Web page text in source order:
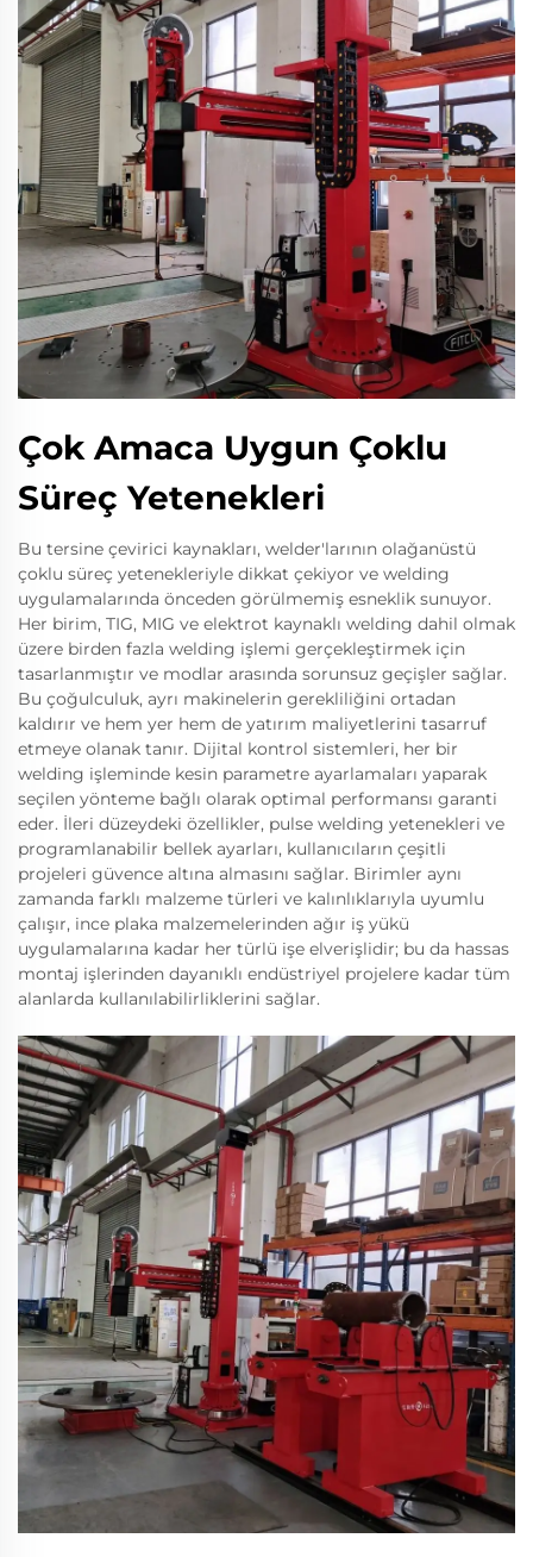
Çok Amaca Uygun Çoklu
Süreç Yetenekleri
Bu tersine çevirici kaynakları, welder'larının olağanüstü
çoklu süreç yetenekleriyle dikkat çekiyor ve welding
uygulamalarında önceden görülmemiş esneklik sunuyor.
Her birim, TIG, MIG ve elektrot kaynaklı welding dahil olmak
üzere birden fazla welding işlemi gerçekleştirmek için
tasarlanmıştır ve modlar arasında sorunsuz geçişler sağlar.
Bu çoğulculuk, ayrı makinelerin gerekliliğini ortadan
kaldırır ve hem yer hem de yatırım maliyetlerini tasarruf
etmeye olanak tanır. Dijital kontrol sistemleri, her bir
welding işleminde kesin parametre ayarlamaları yaparak
seçilen yönteme bağlı olarak optimal performansı garanti
eder. İleri düzeydeki özellikler, pulse welding yetenekleri ve
programlanabilir bellek ayarları, kullanıcıların çeşitli
projeleri güvence altına almasını sağlar. Birimler aynı
zamanda farklı malzeme türleri ve kalınlıklarıyla uyumlu
çalışır, ince plaka malzemelerinden ağır iş yükü
uygulamalarına kadar her türlü işe elverişlidir; bu da hassas
montaj işlerinden dayanıklı endüstriyel projelere kadar tüm
alanlarda kullanılabilirliklerini sağlar.